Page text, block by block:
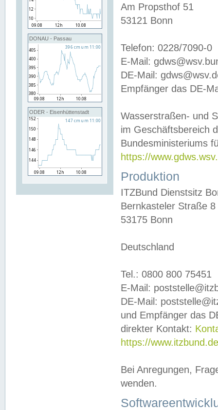
DONAU - Passau
ODER - Eisenhüttenstadt
Am Propsthof 51
53121 Bonn
Telefon: 0228/7090-0
E-Mail:
DE-Mail:
Empfänger das DE-
Wasserstraßen- und
im Geschäftsbereich
Bundesministeriums
https://
Produktion
ITZBund Dienstsitz
Bernkasteler Straße 8
53175 Bonn
Deutschland
Tel.: 0800 800 75451
E-Mail:
DE-Mail:
und Empfänger das
direkter Kontakt:
https://
Bei Anregungen,
wenden.